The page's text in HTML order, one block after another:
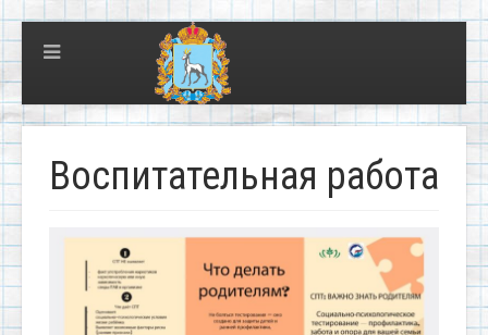
Воспитательная работа